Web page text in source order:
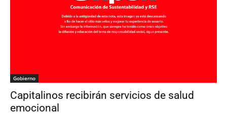
Gobierno
Capitalinos recibirán servicios de salud
emocional